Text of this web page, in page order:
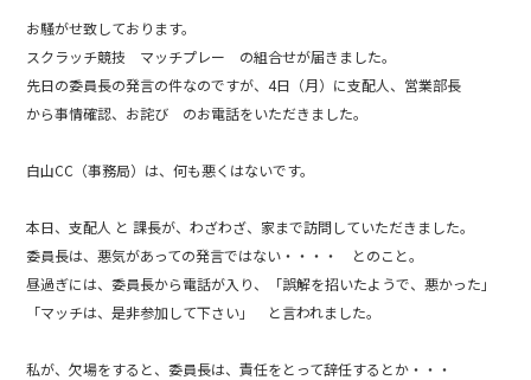
a
c
e
b
o
k
n
e
お騒がせ致しております。
スクラッチ競技 マッチプレー の組合せが届きました。
先日の委員長の発言の件なのですが、4日（月）に支配人、営業部長
から事情確認、お詫び のお電話をいただきました。
白山CC（事務局）は、何も悪くはないです。
本日、支配人 と 課長が、わざわざ、家まで訪問していただきました。
委員長は、悪気があっての発言ではない・・・・ とのこと。
昼過ぎには、委員長から電話が入り、「誤解を招いたようで、悪かった」
「マッチは、是非参加して下さい」 と言われました。
私が、欠場をすると、委員長は、責任をとって辞任するとか・・・